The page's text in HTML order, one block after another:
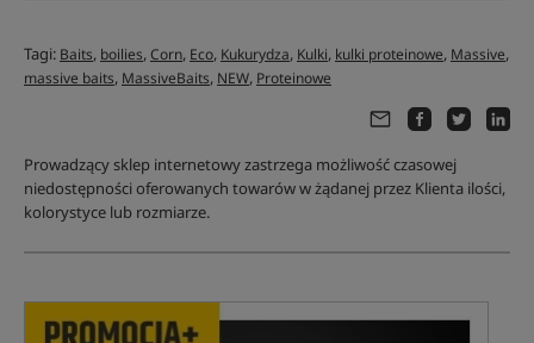
Tagi: Baits, boilies,Corn, Eco, Kukurydza, Kulki, kulki proteinowe, Massive,
massive baits, MassiveBaits, NEW, Proteinowe
Prowadzący sklep internetowy zastrzega możliwość czasowej
niedostępności oferowanych towarów w żądanej przez Klienta ilości,
kolorystyce lub rozmiarze.